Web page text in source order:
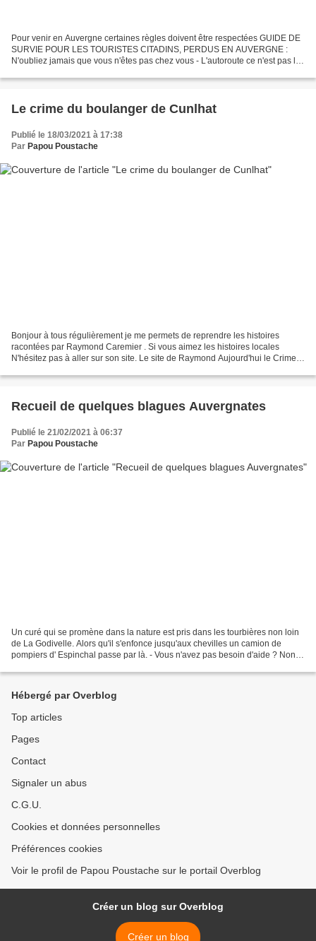
Pour venir en Auvergne certaines règles doivent être respectées GUIDE DE
SURVIE POUR LES TOURISTES CITADINS, PERDUS EN AUVERGNE :
N'oubliez jamais que vous n'êtes pas chez vous - L'autoroute ce n'est pas le
Le crime du boulanger de Cunlhat
Publié le 18/03/2021 à 17:38
Par Papou Poustache
Bonjour à tous régulièrement je me permets de reprendre les histoires
racontées par Raymond Caremier . Si vous aimez les histoires locales
N'hésitez pas à aller sur son site. Le site de Raymond Aujourd'hui le Crime
Recueil de quelques blagues Auvergnates
Publié le 21/02/2021 à 06:37
Par Papou Poustache
Un curé qui se promène dans la nature est pris dans les tourbières non loin
de La Godivelle. Alors qu'il s'enfonce jusqu'aux chevilles un camion de
pompiers d' Espinchal passe par là. - Vous n'avez pas besoin d'aide ? Non,
Hébergé par Overblog
Top articles
Pages
Contact
Signaler un abus
C.G.U.
Cookies et données personnelles
Préférences cookies
Voir le profil de Papou Poustache sur le portail Overblog
Créer un blog sur Overblog
Créer un blog